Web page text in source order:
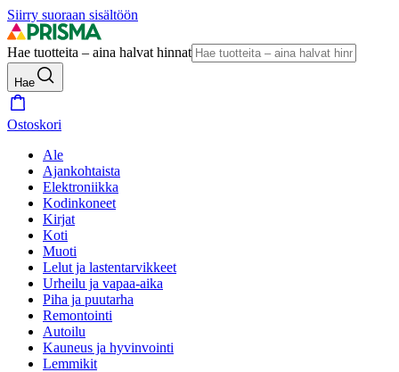
Siirry suoraan sisältöön
Hae tuotteita – aina halvat hinnat
Hae
Ostoskori
Ale
Ajankohtaista
Elektroniikka
Kodinkoneet
Kirjat
Koti
Muoti
Lelut ja lastentarvikkeet
Urheilu ja vapaa-aika
Piha ja puutarha
Remontointi
Autoilu
Kauneus ja hyvinvointi
Lemmikit